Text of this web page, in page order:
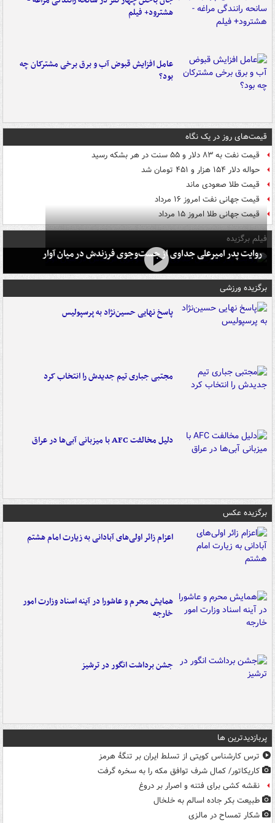
هشترود+ فیلم
عامل افزایش قبوض آب و برق برخی مشترکان چه
بود؟
قیمت‌های روز در یک نگاه
قیمت نفت به ۸۳ دلار و ۵۵ سنت در هر بشکه رسید
حواله دلار ۱۵۴ هزار و ۴۵۱ تومان شد
قیمت طلا صعودی ماند
قیمت جهانی نفت امروز ۱۶ مرداد
قیمت جهانی طلا امروز ۱۵ مرداد
فیلم برگزیده
روایت پدر امیرعلی جداوی از جست‌وجوی فرزندش در میان آوار
برگزیده ورزشی
پاسخ نهایی حسین‌نژاد به پرسپولیس
مجتبی جباری تیم جدیدش را انتخاب کرد
دلیل مخالفت AFC با میزبانی آبی‌ها در عراق
برگزیده عکس
اعزام زائر اولی‌های آبادانی به زیارت امام هشتم
همایش محرم و عاشورا در آینه اسناد وزارت امور
خارجه
جشن برداشت انگور در ترشیز
پربازدیدترین ها
ترس کارشناس کویتی از تسلط ایران بر تنگۀ هرمز
کاریکاتور/ کمال شرف توافق مکه را به سخره گرفت
نقشه کشی برای فتنه و اصرار بر دروغ
طبیعت بکر جاده اسالم به خلخال
شکار تمساح در مالزی